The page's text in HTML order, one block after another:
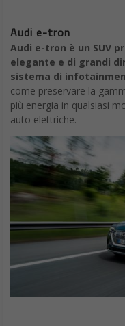
Audi e-tron
Audi e-tron è un SUV
elegante e di grandi
sistema di
come preservare la
più energia in qualsiasi
auto elettriche.